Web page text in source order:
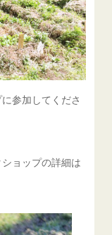
参加してくださ
ョップの詳細は